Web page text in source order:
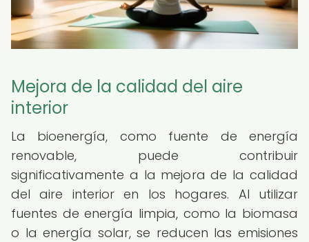
Mejora de la calidad del aire
interior
La bioenergía, como fuente de energía
renovable, puede contribuir
significativamente a la mejora de la calidad
del aire interior en los hogares. Al utilizar
fuentes de energía limpia, como la biomasa
o la energía solar, se reducen las emisiones